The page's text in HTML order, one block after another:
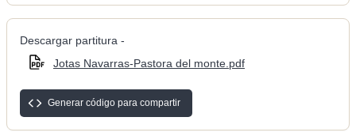
Descargar partitura -
Jotas Navarras-Pastora del monte.pdf
Generar código para compartir